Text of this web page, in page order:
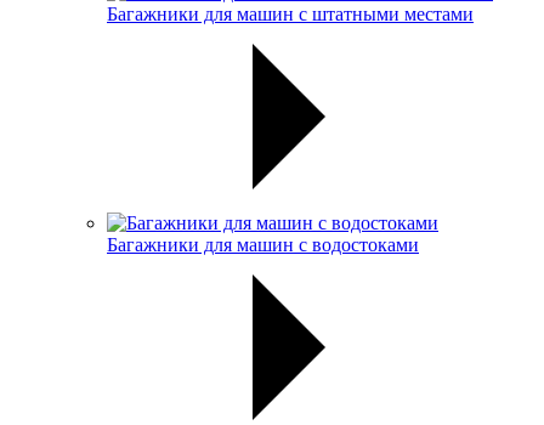
Багажники для машин с штатными местами
Багажники для машин с водостоками